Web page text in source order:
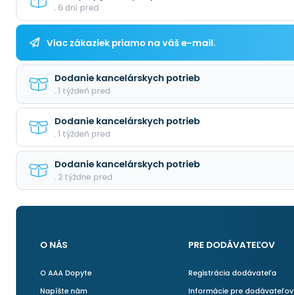
. 6 dní pred
Viac zákaziek priamo na váš e-mail.
Dodanie kancelárskych potrieb
. 1 týždeň pred
Dodanie kancelárskych potrieb
. 1 týždeň pred
Dodanie kancelárskych potrieb
. 2 týždne pred
O NÁS
O AAA Dopyte
Napíšte nám
PRE DODÁVATEĽOV
Registrácia dodávateľa
Informácie pre dodávateľov